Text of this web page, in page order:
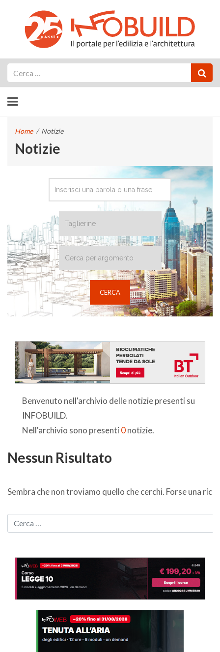
Home / Notizie
Notizie
Benvenuto nell'archivio delle notizie presenti su
INFOBUILD.
Nell'archivio sono presenti 0notizie.
Nessun Risultato
Sembra che non troviamo quello che cerchi. Forse una